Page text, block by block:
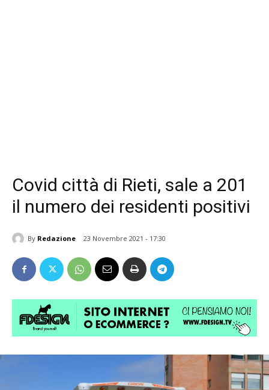
Covid città di Rieti, sale a 201
il numero dei residenti positivi
By Redazione 23 Novembre 2021 - 17:30